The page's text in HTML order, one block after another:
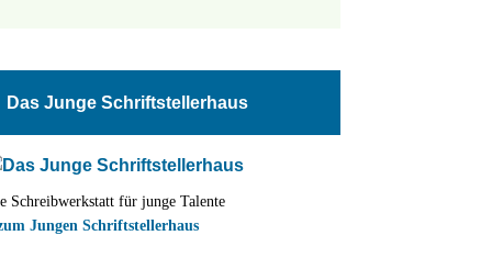
Das Junge Schriftstellerhaus
Schreibwerkstatt für junge Talente
Jungen Schriftstellerhaus